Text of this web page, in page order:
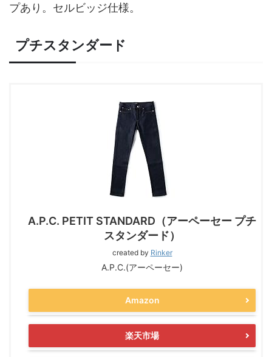
プあり。セルビッジ仕様。
プチスタンダード
A.P.C. PETIT STANDARD（アーペーセー プチ
スタンダード）
created by Rinker
A.P.C.(アーペーセー)
Amazon
楽天市場